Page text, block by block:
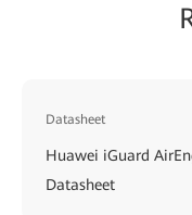
Datasheet
Huawei iGuard
Datasheet